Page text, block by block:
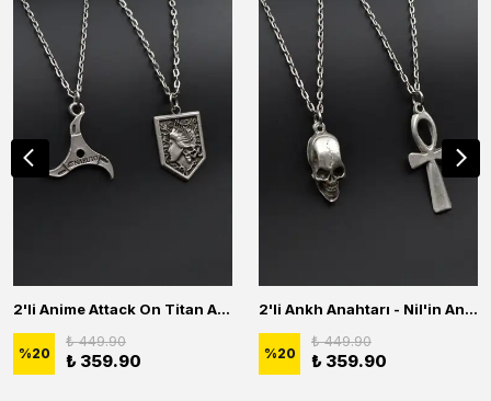
2'li Anime Attack On Titan Acrylic Maria Anime Naruto Erkek Kadın Kolye Seti
%20
₺ 449.90
₺ 359.90
2'li Ankh Anahtarı - Nil'in Anahtarı - Kuru Kafa Erkek Kadın Kolye Seti
%20
₺ 449.90
₺ 359.90